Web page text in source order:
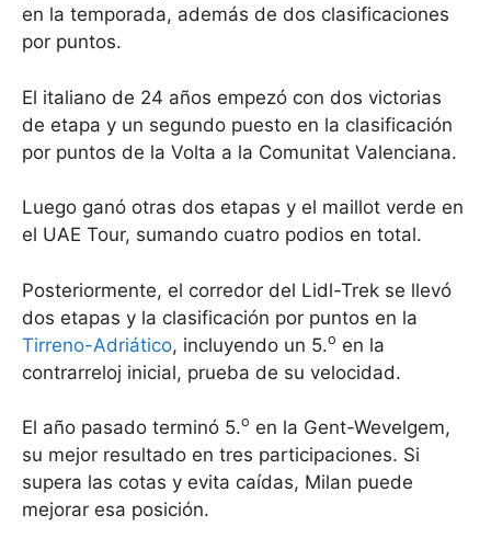
en la temporada, además de dos clasificaciones
por puntos.
El italiano de 24 años empezó con dos victorias
de etapa y un segundo puesto en la clasificación
por puntos de la Volta a la Comunitat Valenciana.
Luego ganó otras dos etapas y el maillot verde en
el UAE Tour, sumando cuatro podios en total.
Posteriormente, el corredor del Lidl-Trek se llevó
dos etapas y la clasificación por puntos en la
Tirreno-Adriático, incluyendo un 5.o en la
contrarreloj inicial, prueba de su velocidad.
El año pasado terminó 5.o en la Gent-Wevelgem,
su mejor resultado en tres participaciones. Si
supera las cotas y evita caídas, Milan puede
mejorar esa posición.